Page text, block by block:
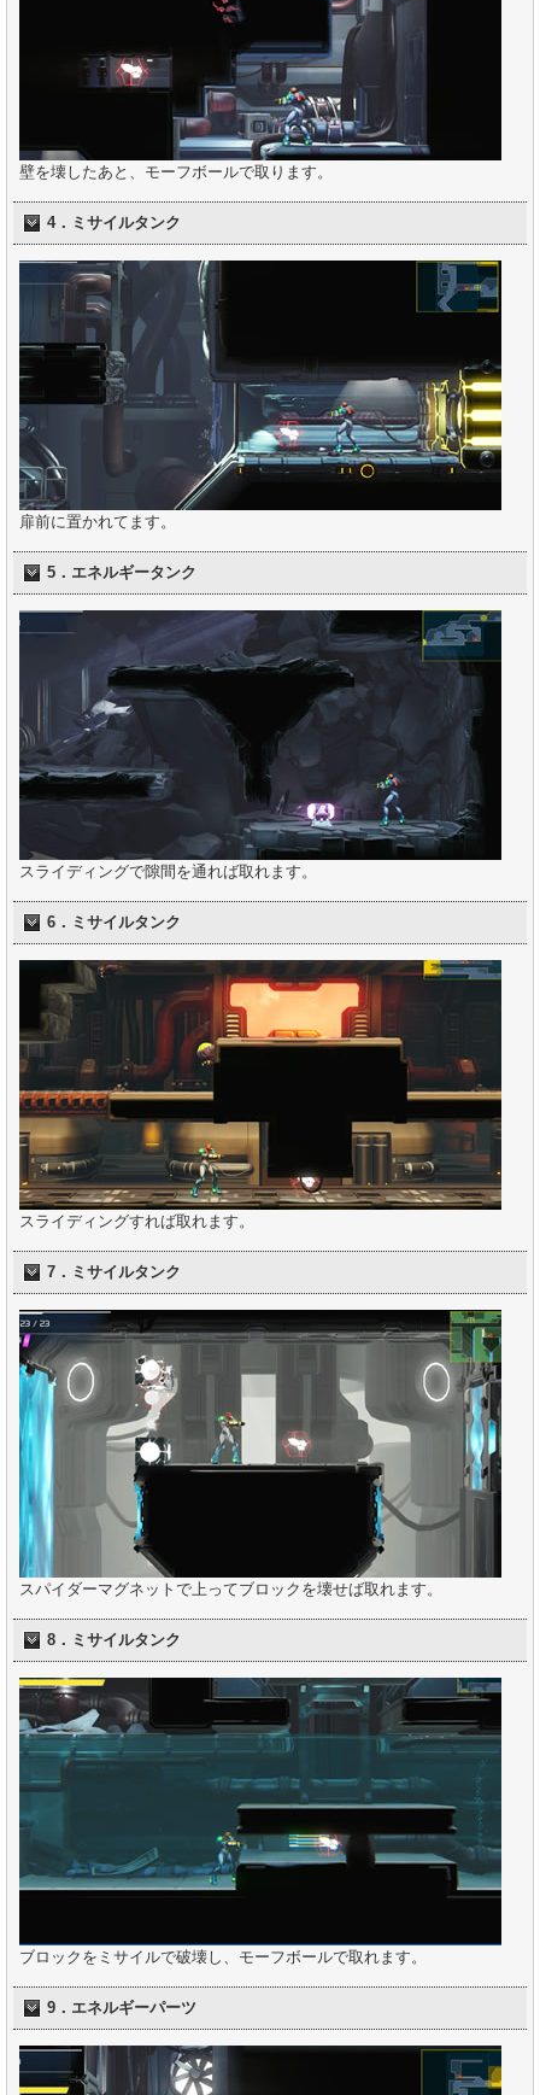
壁を壊したあと、モーフボールで取ります。
4．ミサイルタンク
扉前に置かれてます。
5．エネルギータンク
スライディングで隙間を通れば取れます。
6．ミサイルタンク
スライディングすれば取れます。
7．ミサイルタンク
スパイダーマグネットで上ってブロックを壊せば取れます。
8．ミサイルタンク
ブロックをミサイルで破壊し、モーフボールで取れます。
9．エネルギーパーツ